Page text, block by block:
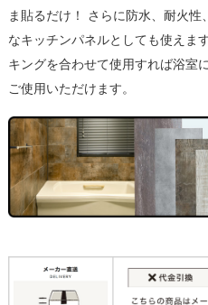
ま貼るだけ！ さらに防水、耐火
なキッチンパネルとしても使えま
キングを合わせて使用すれば浴室
ご使用いただけます。